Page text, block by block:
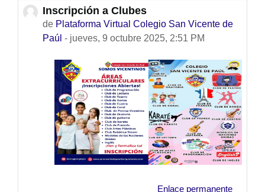
Inscripción a Clubes
de Plataforma Virtual Colegio San Vicente de
Paúl - jueves, 9 octubre 2025, 2:51 PM
Número de respuestas: 0
Enlace permanente